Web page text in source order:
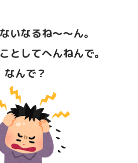
ザール・グラシアン「賢人の知
ついて
知恵」その他について
こちらです！
いなるね～～ん。
としてへんねんで。
なんで？